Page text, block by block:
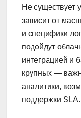
Не существует
зависит от
и специфики
подойдут
интеграцией и
крупных —
аналитики,
поддержки SLA.